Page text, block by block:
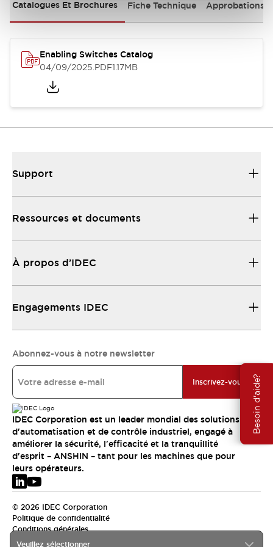
Besoin d'aide?
Catalogues Et Brochures Fiche Technique Approbations
Enabling Switches Catalog
04/09/2025.PDF1.17MB
Veuillez sélectionner
Support
Ressources et documents
À propos d’IDEC
Engagements IDEC
Abonnez-vous à notre newsletter
Inscrivez-vous
IDEC Corporation est un leader mondial des solutions
d'automatisation et de contrôle industriel, engagé à
améliorer la sécurité, l'efficacité et la tranquillité
d'esprit – ANSHIN – tant pour les machines que pour
leurs opérateurs.
© 2026 IDEC Corporation
Politique de confidentialité
Conditions générales